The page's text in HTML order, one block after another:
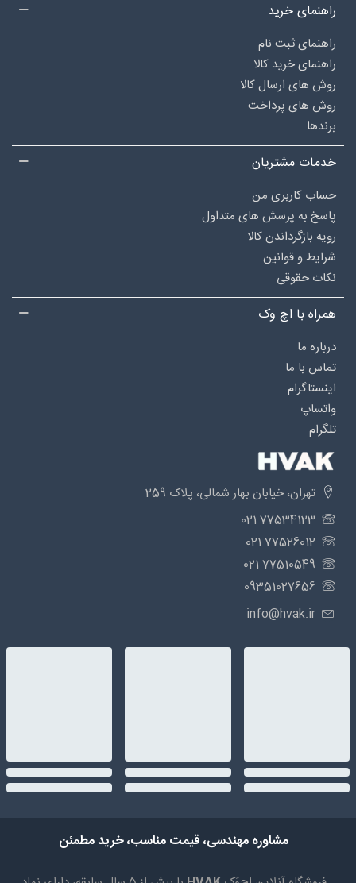
راهنمای خرید
راهنمای ثبت نام
راهنمای خرید کالا
روش های ارسال کالا
روش های پرداخت
برندها
خدمات مشتریان
حساب کاربری من
پاسخ به پرسش های متداول
رویه بازگرداندن کالا
شرایط و قوانین
نکات حقوقی
همراه با اچ وک
درباره‌ ما
تماس با ما
اینستاگرام
واتساپ
تلگرام
تهران، خیابان بهار شمالی، پلاک 259
77534123 021
77526012 021
77510549 021
09351027656
info@hvak.ir
مشاوره مهندسی، قیمت مناسب، خرید مطمئن